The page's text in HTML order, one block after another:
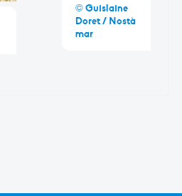
© Guislaine
Doret / Nostà
mar